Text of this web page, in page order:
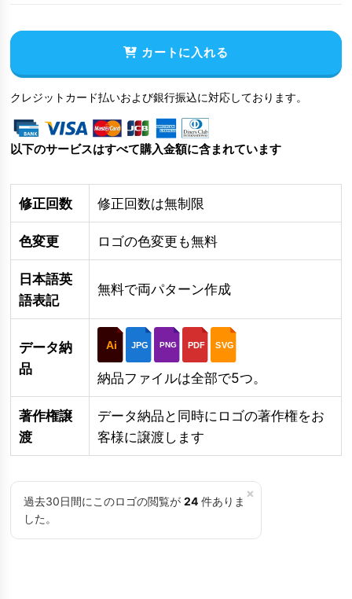
カートに入れる
クレジットカード払いおよび銀行振込に対応しております。
以下のサービスはすべて購入金額に含まれています
修正回数 修正回数は無制限
色変更 ロゴの色変更も無料
日本語英
語表記
無料で両パターン作成
データ納
品
Ai JPG PNG PDF SVG
納品ファイルは全部で5つ。
著作権譲
渡
データ納品と同時にロゴの著作権をお
客様に譲渡します
×
過去30日間にこのロゴの閲覧が 24 件ありま
した。